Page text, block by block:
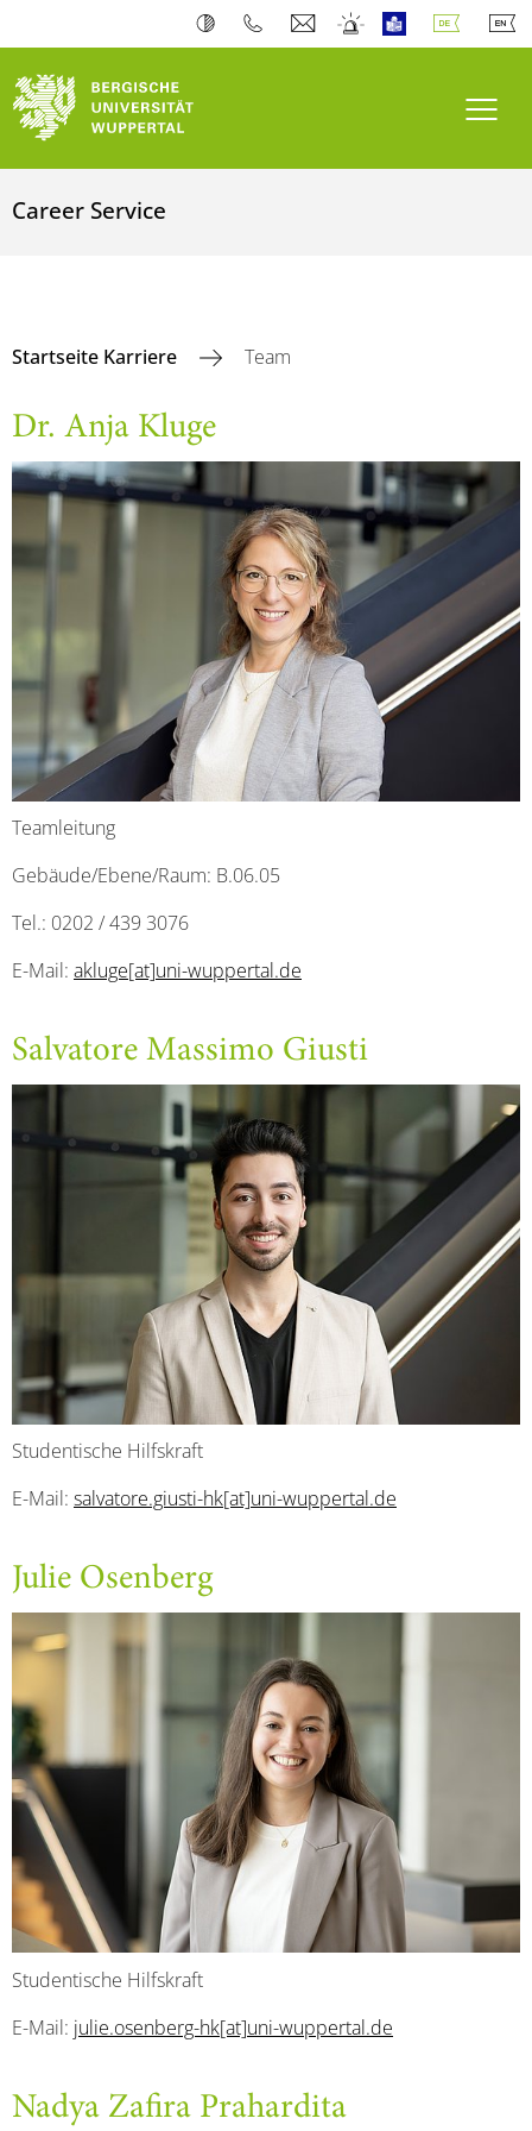
Career Service
Startseite Karriere Team
Dr. Anja Kluge
Teamleitung
Gebäude/Ebene/Raum: B.06.05
Tel.: 0202 / 439 3076
E-Mail: akluge[at]uni-wuppertal.de
Salvatore Massimo Giusti
Studentische Hilfskraft
E-Mail: salvatore.giusti-hk[at]uni-wuppertal.de
Julie Osenberg
Studentische Hilfskraft
E-Mail: julie.osenberg-hk[at]uni-wuppertal.de
Nadya Zafira Prahardita